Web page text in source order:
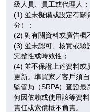
15
16
A
4房(2套)
招標
A
1,696呎
4房(2套)
級人員、員工或代理人：
(1) 並未擬備或設定有關
分）；
(2) 對有關資料或廣告概
(3) 並未認可、核實或驗
完整性或時效性；
(4) 並不保證上述資料或
更新。準買家／客戶須
監管局（SRPA）查證
何因依賴或使用該等資
責任或索償概不負責。